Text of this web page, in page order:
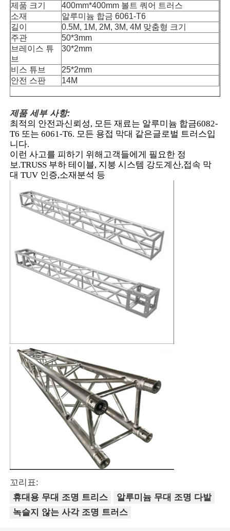
집
제품
우리 에 관한 것
저희와 연락
견적을 요청하십시오
알루미늄 스테이지 트러스
제품 크기
400mm*400mm 볼트 쿼어 트러스
소재
알루미늄 합금 6061-T6
길이
0.5M, 1M, 2M, 3M, 4M 맞춤형 크기
주관
50*3mm
브레이스 튜
브
30*2mm
비스 튜브
25*2mm
안전 스판
14M
제품 세부 사항:
최적의 안전과신뢰성, 모든 재료는 알루미늄 합금6082-
T6 또는 6061-T6. 모든 용접 막대 같은글로벌 트러스입
니다.
이런 사고를 피하기 위해 고객들에게 필요한 정
보.TRUSS 부하 테이블, 지붕 시스템 강도계산,접속 막
대 TUV 인증,소재분석 등
꼬리표:
휴대용 무대 조명 트리스
알루미늄 무대 조명 다발
녹슬지 않는 사각 조명 트러스